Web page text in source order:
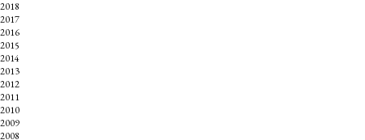
2018
2017
2016
2015
2014
2013
2012
2011
2010
2009
2008